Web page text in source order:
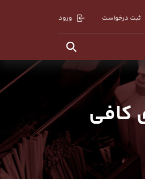
ثبت درخواست ورود
کافی